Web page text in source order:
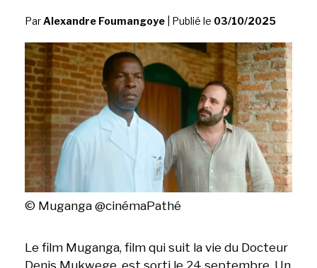
ParAlexandre Foumangoye Publié le 03/10/2025
© Muganga @cinémaPathé
Le film Muganga, film qui suit la vie du Docteur